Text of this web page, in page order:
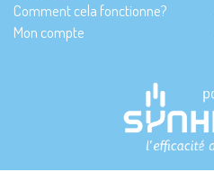
Comment cela fonctionne?
Mon compte